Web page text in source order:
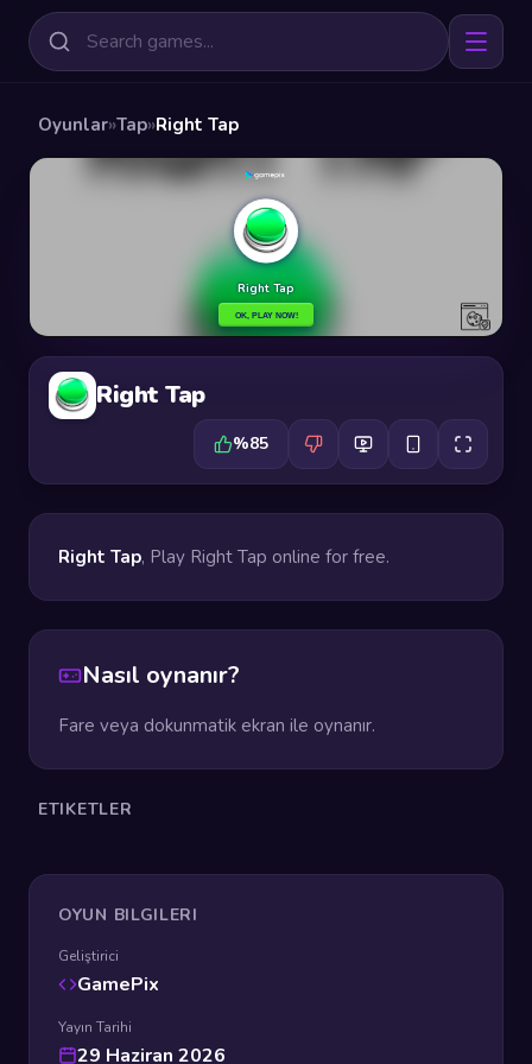
Oyunlar»Tap»Right Tap
Right Tap
%85
Right Tap, Play Right Tap online for free.
Nasıl oynanır?
Fare veya dokunmatik ekran ile oynanır.
ETIKETLER
OYUN BILGILERI
Geliştirici
GamePix
Yayın Tarihi
29 Haziran 2026